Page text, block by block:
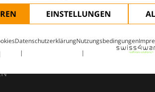
EINSTELLUNGEN
DatenschutzerklärungNutzungsbedingungen